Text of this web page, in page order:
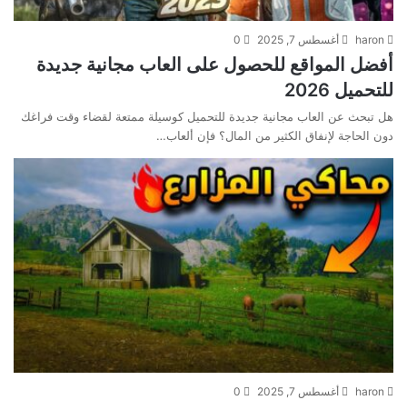
haron أغسطس 7, 2025 0
أفضل المواقع للحصول على العاب مجانية جديدة
للتحميل 2026
هل تبحث عن العاب مجانية جديدة للتحميل كوسيلة ممتعة لقضاء وقت فراغك
دون الحاجة لإنفاق الكثير من المال؟ فإن ألعاب…
haron أغسطس 7, 2025 0